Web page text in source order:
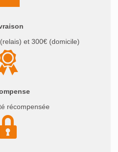
et 300€ (domicile)
récompensée